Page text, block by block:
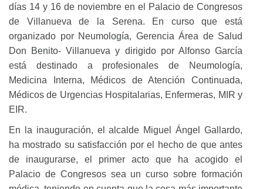
días 14 y 16 de noviembre en el Palacio de Congresos
de Villanueva de la Serena. En curso que está
organizado por Neumología, Gerencia Área de Salud
Don Benito- Villanueva y dirigido por Alfonso García
está destinado a profesionales de Neumología,
Medicina Interna, Médicos de Atención Continuada,
Médicos de Urgencias Hospitalarias, Enfermeras, MIR y
EIR.
En la inauguración, el alcalde Miguel Ángel Gallardo,
ha mostrado su satisfacción por el hecho de que antes
de inaugurarse, el primer acto que ha acogido el
Palacio de Congresos sea un curso sobre formación